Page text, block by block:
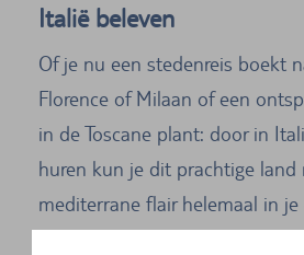
Italië beleven
Of je nu een stedenreis boekt
Florence of Milaan of een
in de Toscane plant: door in
huren kun je dit prachtige land
mediterrane flair helemaal in